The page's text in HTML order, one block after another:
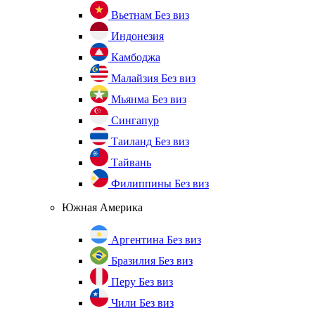
Вьетнам Без виз
Индонезия
Камбоджа
Малайзия Без виз
Мьянма Без виз
Сингапур
Таиланд Без виз
Тайвань
Филиппины Без виз
Южная Америка
Аргентина Без виз
Бразилия Без виз
Перу Без виз
Чили Без виз